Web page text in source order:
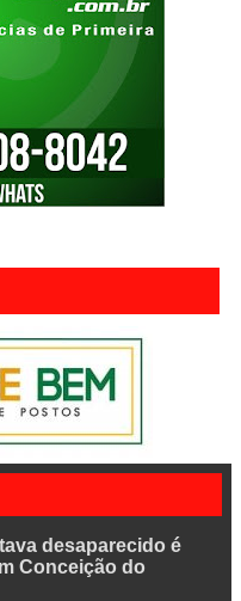
desaparecido é
Conceição do